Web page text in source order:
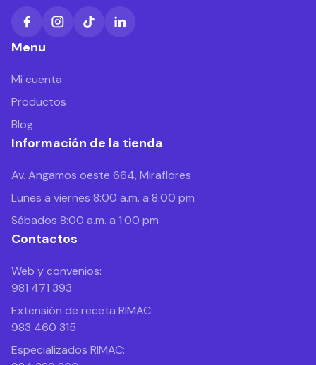
Menu
Mi cuenta
Productos
Blog
Información de la tienda
Av. Angamos oeste 664, Miraflores
Lunes a viernes 8:00 a.m. a 8:00 pm
Sábados 8:00 a.m. a 1:00 pm
Contactos
Web y convenios:
981 471 393
Extensión de receta RIMAC:
983 460 315
Especializados RIMAC: